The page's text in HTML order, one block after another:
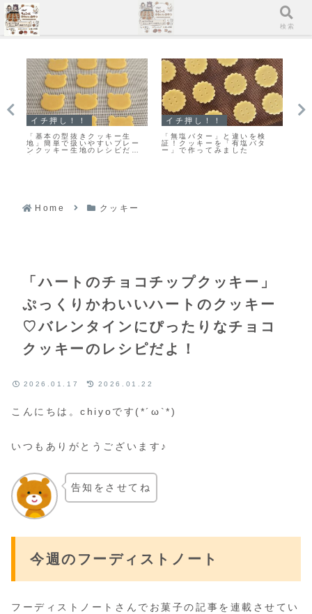
イチ押し！！
「くまのキャラメルナッツク
ッキー」キャラメルナッツが
カリッとおいしい♡絶対おす
すめのクッキーレシピだよ！
クッキー
「何枚食べていい？」うちの
大人気おやつ♡栗原はるみさ
んの塩クッキー♡今日のおや
Home クッキー
「ハートのチョコチップクッキー」
ぷっくりかわいいハートのクッキー
♡バレンタインにぴったりなチョコ
クッキーのレシピだよ！
2026.01.17 2026.01.22
こんにちは。chiyoです(*´ω`*)
いつもありがとうございます♪
告知をさせてね
今週のフーディストノート
フーディストノートさんでお菓子の記事を連載させてい
メニュー 検索